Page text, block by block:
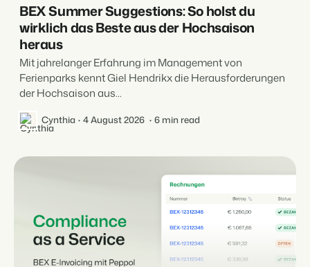
BEX Summer Suggestions: So holst du
wirklich das Beste aus der Hochsaison
heraus
Mit jahrelanger Erfahrung im Management von
Ferienparks kennt Giel Hendrikx die Herausforderungen
der Hochsaison aus...
Cynthia 4 August 2026 6 min read